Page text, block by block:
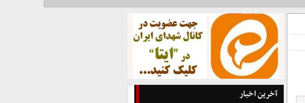
آخرین اخبار